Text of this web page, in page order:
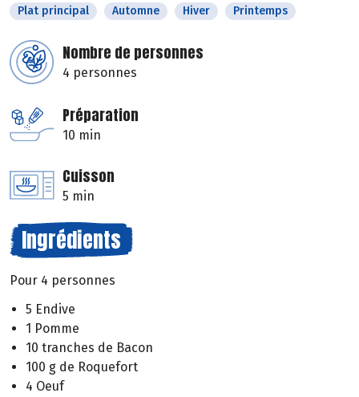
Plat principal Automne Hiver Printemps
Nombre de personnes
4 personnes
Préparation
10 min
Cuisson
5 min
Ingrédients
Pour 4 personnes
5 Endive
1 Pomme
10 tranches de Bacon
100 g de Roquefort
4 Oeuf